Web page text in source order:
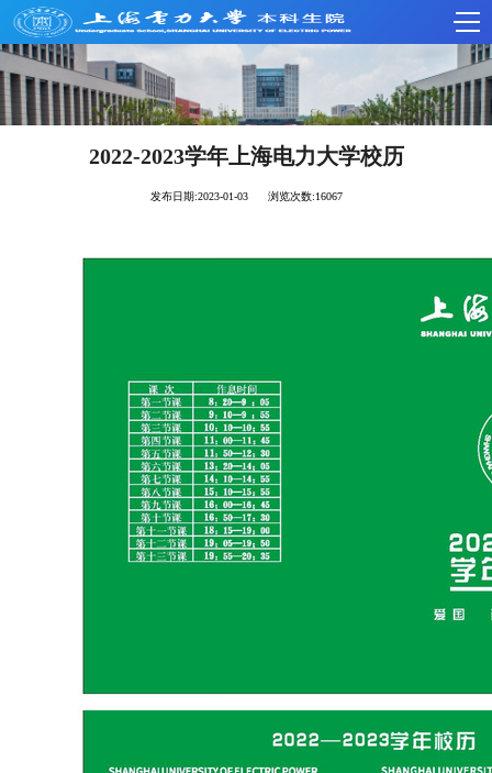
2022-2023学年上海电力大学校历
发布日期:2023-01-03 浏览次数:16067